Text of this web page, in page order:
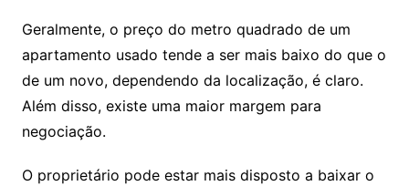
Geralmente, o preço do metro quadrado de um
apartamento usado tende a ser mais baixo do que o
de um novo, dependendo da localização, é claro.
Além disso, existe uma maior margem para
negociação.
O proprietário pode estar mais disposto a baixar o